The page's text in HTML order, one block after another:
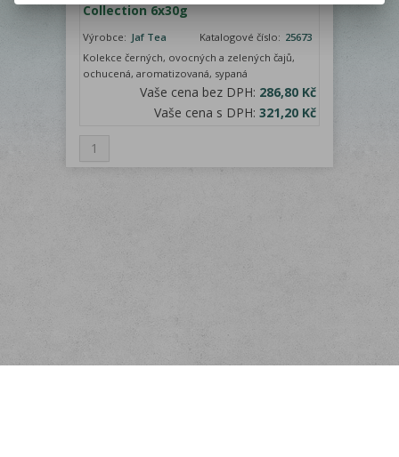
Collection 6x30g
Výrobce: Jaf Tea Katalogové číslo: 25673
Kolekce černých, ovocných a zelených čajů,
ochucená, aromatizovaná, sypaná
Vaše cena bez DPH: 286,80 Kč
Vaše cena s DPH: 321,20 Kč
1